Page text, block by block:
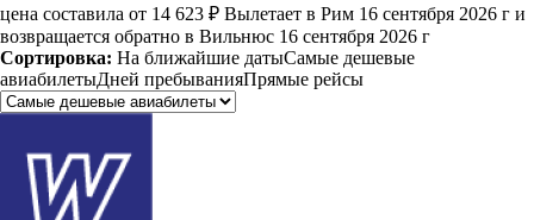
цена составила от 14 623 ₽ Вылетает в Рим 16 сентября 2026 г и
возвращается обратно в Вильнюс 16 сентября 2026 г
Сортировка: На ближайшие датыСамые дешевые
авиабилетыДней пребыванияПрямые рейсы